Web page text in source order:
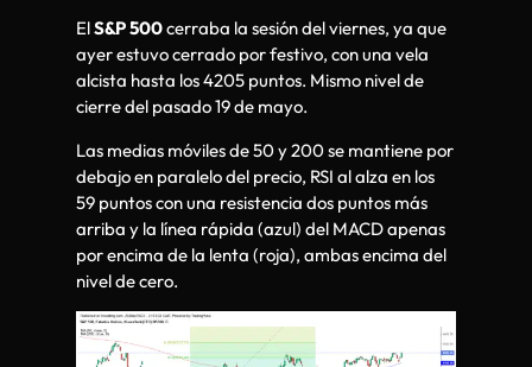
ElS&P 500cerraba la sesión del viernes, ya que
ayer estuvo cerrado por festivo, con una vela
alcista hasta los 4205 puntos. Mismo nivel de
cierre del pasado 19 de mayo.
Las medias móviles de 50 y 200 se mantiene por
debajo en paralelo del precio, RSI al alza en los
59 puntos con una resistencia dos puntos más
arriba y la línea rápida (azul) del MACD apenas
por encima de la lenta (roja), ambas encima del
nivel de cero.